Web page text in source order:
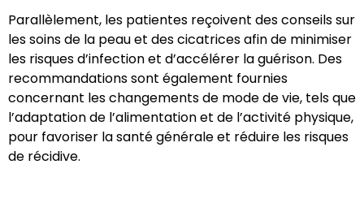
Parallèlement, les patientes reçoivent des conseils sur
les soins de la peau et des cicatrices afin de minimiser
les risques d’infection et d’accélérer la guérison. Des
recommandations sont également fournies
concernant les changements de mode de vie, tels que
l’adaptation de l’alimentation et de l’activité physique,
pour favoriser la santé générale et réduire les risques
de récidive.